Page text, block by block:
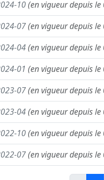
10(en vigueur depuis
07(en vigueur depuis
04(en vigueur depuis
01 (en vigueur depuis
07(en vigueur depuis
04(en vigueur depuis
10(en vigueur depuis
07(en vigueur depuis